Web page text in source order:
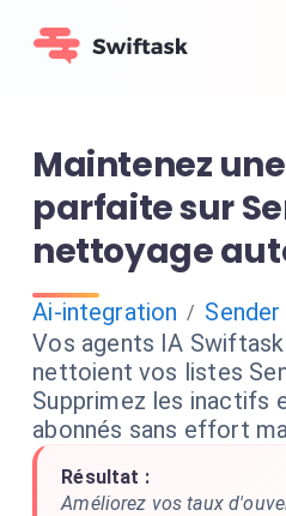
Maintenez
parfaite sur
nettoyage
Ai-integration / Sender
Vos agents IA
nettoient vos listes
Supprimez les inactifs
abonnés sans effort
Résultat :
Améliorez vos taux